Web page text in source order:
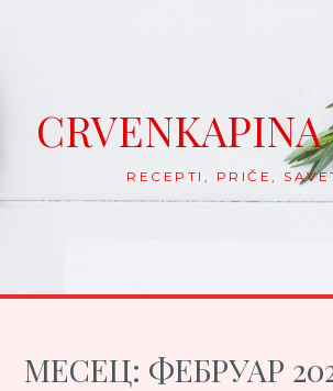
CRVENKAPINA
RECEPTI, PRIČE,
МЕСЕЦ: ФЕБРУАР